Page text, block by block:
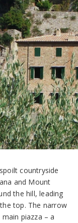
countryside
and Mount
the hill, leading
top. The narrow
piazza – a